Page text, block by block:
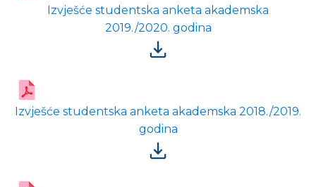
Izvješće studentska anketa akademska
2019./2020. godina
Izvješće studentska anketa akademska 2018./2019.
godina